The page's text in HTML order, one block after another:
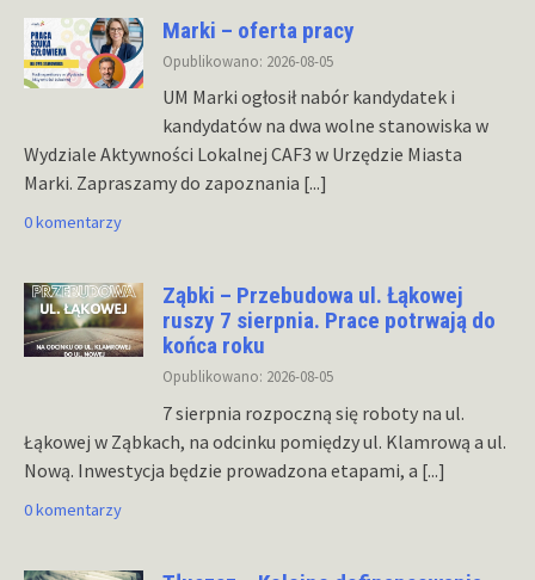
Marki – oferta pracy
Opublikowano: 2026-08-05
UM Marki ogłosił nabór kandydatek i
kandydatów na dwa wolne stanowiska w
Wydziale Aktywności Lokalnej CAF3 w Urzędzie Miasta
Marki. Zapraszamy do zapoznania [...]
0 komentarzy
Ząbki – Przebudowa ul. Łąkowej
ruszy 7 sierpnia. Prace potrwają do
końca roku
Opublikowano: 2026-08-05
7 sierpnia rozpoczną się roboty na ul.
Łąkowej w Ząbkach, na odcinku pomiędzy ul. Klamrową a ul.
Nową. Inwestycja będzie prowadzona etapami, a [...]
0 komentarzy